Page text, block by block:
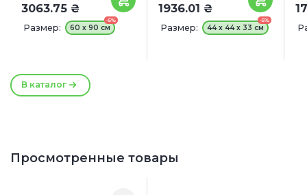
В каталог
3063.75 ₴
Размер:
-5%
60 х 90 см
1936.01 ₴
Размер:
-5%
44 x 44 x 33 см
Просмотренные товары